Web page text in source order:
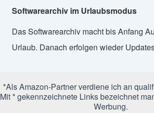
Softwarearchiv im Urlaubsmodus
Das Softwarearchiv macht bis Anfang
Urlaub. Danach erfolgen wieder
*Als Amazon-Partner verdiene ich an
Mit * gekennzeichnete Links bezeichnet
Werbung.